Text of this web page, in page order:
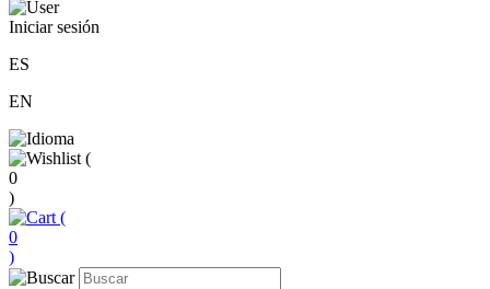
Iniciar sesión
ES
EN
(
0
)
(
0
)